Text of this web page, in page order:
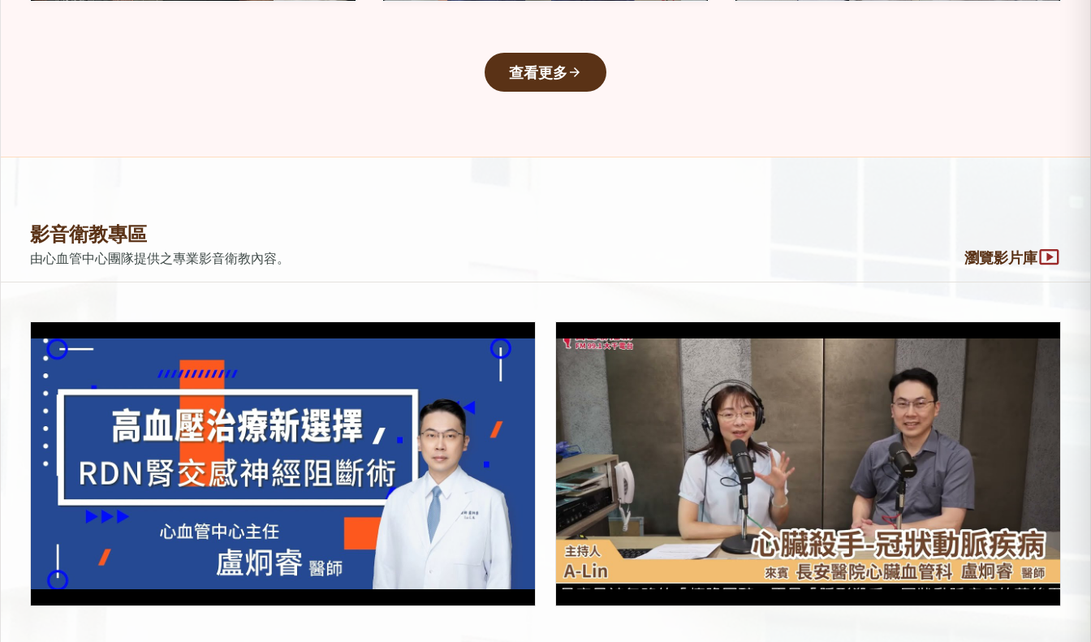
查看更多arrow_forward
影音衛教專區
由心血管中心團隊提供之專業影音衛教內容。 瀏覽影片庫smart_display
高血壓治療新選擇！RDN腎交感神經阻斷術
上架時間：2026-01-23 心臟殺手-冠狀動脈疾病
上架時間：2025-05-28